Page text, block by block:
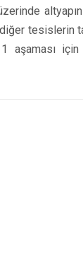
tesislerin
aşaması